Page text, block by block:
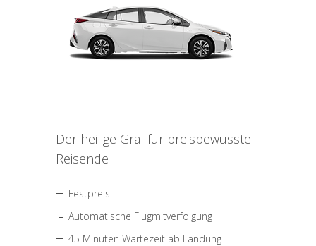
Der heilige Gral für preisbewusste
Reisende
Festpreis
Automatische Flugmitverfolgung
45 Minuten Wartezeit ab Landung